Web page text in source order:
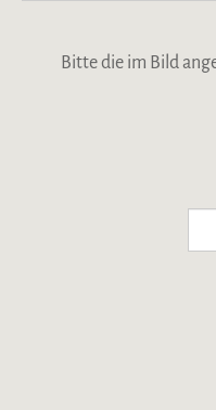
Bitte die im Bild